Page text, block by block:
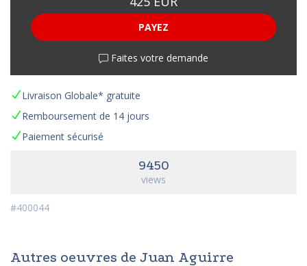
PAYEZ
Faites votre demande
Livraison Globale* gratuite
Remboursement de 14 jours
Paiement sécurisé
9450
views
#400044
Autres oeuvres de Juan Aguirre